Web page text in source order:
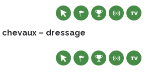
chevaux – dressage